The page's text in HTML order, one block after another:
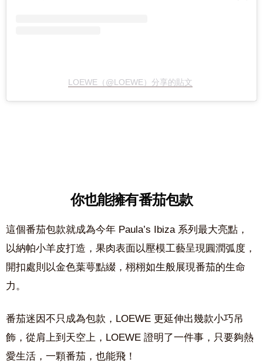
LOEWE（@LOEWE）分享的貼文
你也能擁有番茄包款
這個番茄包款就成為今年 Paula’s Ibiza 系列最大亮點，
以納帕小羊皮打造，果肉表面以壓模工藝呈現圓潤弧度，
開扣處則以金色葉萼點綴，栩栩如生般展現番茄的生命
力。
番茄迷因不只成為包款，LOEWE 更延伸出幾款小巧吊
飾，從肩上到天空上，LOEWE 證明了一件事，只要夠熱
愛生活，一顆番茄，也能飛！